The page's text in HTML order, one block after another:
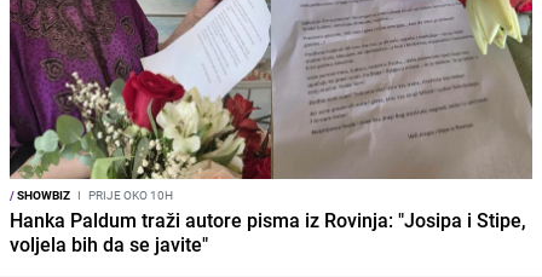
/SHOWBIZ I PRIJE OKO 10H
Hanka Paldum traži autore pisma iz Rovinja: "Josipa i Stipe,
voljela bih da se javite"